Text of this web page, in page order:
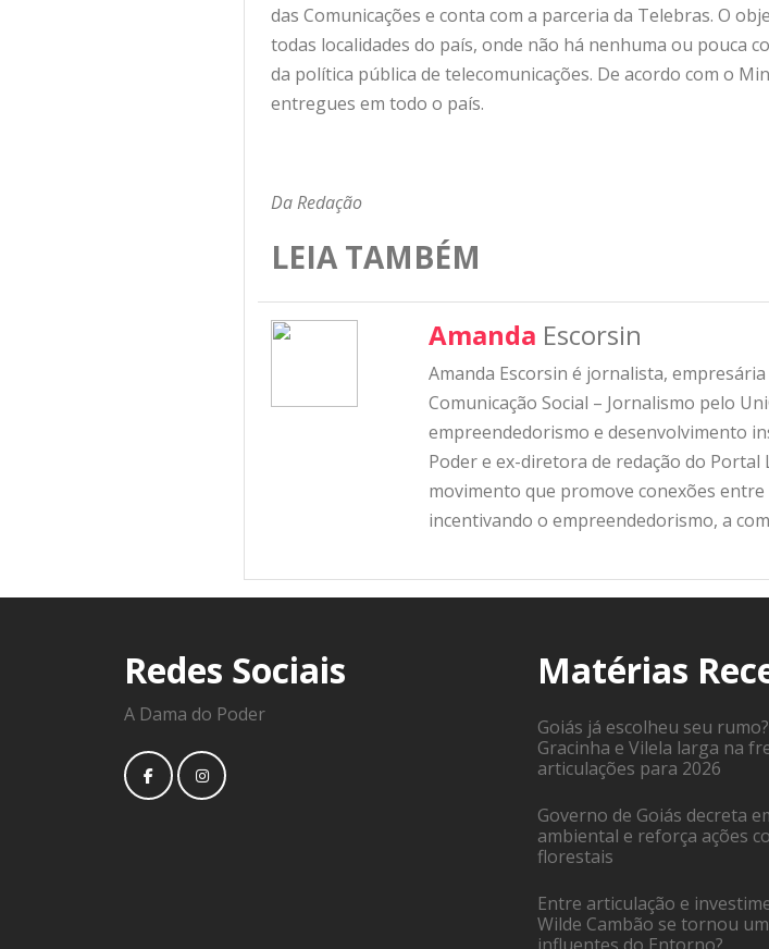
das Comunicações e conta com a parceria da Telebras. O
todas localidades do país, onde não há nenhuma ou pouca
da política pública de telecomunicações. De acordo com o
entregues em todo o país.
Da Redação
LEIA TAMBÉM
Amanda Escorsin
Amanda Escorsin é jornalista,
Comunicação Social – Jornalismo pelo
empreendedorismo e desenvolvimento
Poder e ex-diretora de redação do Portal
movimento que promove conexões
incentivando o empreendedorismo, a
Redes Sociais
A Dama do Poder
Matérias
Goiás já escolheu seu
Gracinha e Vilela larga na
articulações para 2026
Governo de Goiás decreta
ambiental e reforça ações
florestais
Entre articulação e
Wilde Cambão se tornou